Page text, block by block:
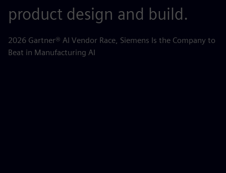
product design and build.
2026 Gartner® AI Vendor Race, Siemens Is the Company to
Beat in Manufacturing AI